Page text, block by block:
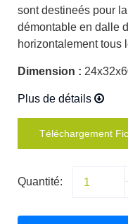
sont destineés pour
démontable en dalle
horizontalement tous
Dimension :
Plus de détails
Téléchargement
Quantité: